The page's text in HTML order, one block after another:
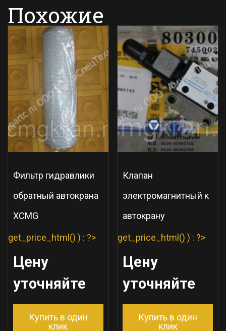
Похожие
Фильтр гидравлики
обратный автокрана
XCMG
get_price_html() ) : ?>
Цену
уточняйте
Купить в один
клик
Клапан
электромагнитный к
автокрану
get_price_html() ) : ?>
Цену
уточняйте
Купить в один
клик